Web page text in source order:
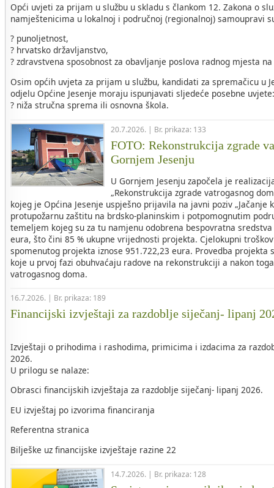
Opći uvjeti za prijam u službu u skladu s člankom 12. Zakona o
namještenicima u lokalnoj i područnoj (regionalnoj) samoupravi
? punoljetnost,
? hrvatsko državljanstvo,
? zdravstvena sposobnost za obavljanje poslova radnog mjesta
Osim općih uvjeta za prijam u službu, kandidati za spremačicu u
odjelu Općine Jesenje moraju ispunjavati sljedeće posebne uvjete:
? niža stručna sprema ili osnovna škola.
20.7.2026. | Br. prikaza: 133
FOTO: Rekonstrukcija zgrade
Gornjem Jesenju
U Gornjem Jesenju započela je
„Rekonstrukcija zgrade vatrogasnog
kojeg je Općina Jesenje uspješno prijavila na javni poziv „Jačanje
protupožarnu zaštitu na brdsko-planinskim i potpomognutim
temeljem kojeg su za tu namjenu odobrena bespovratna
eura, što čini 85 % ukupne vrijednosti projekta. Cjelokupni
spomenutog projekta iznose 951.722,23 eura. Provedba projekta
koje u prvoj fazi obuhvaćaju radove na rekonstrukciji a nakon
vatrogasnog doma.
16.7.2026. | Br. prikaza: 189
Financijski izvještaji za razdoblje siječanj- lipanj
Izvještaji o prihodima i rashodima, primicima i izdacima za
2026.
U prilogu se nalaze:
Obrasci financijskih izvještaja za razdoblje siječanj- lipanj 2026.
EU izvještaj po izvorima financiranja
Referentna stranica
Bilješke uz financijske izvještaje razine 22
14.7.2026. | Br. prikaza: 128